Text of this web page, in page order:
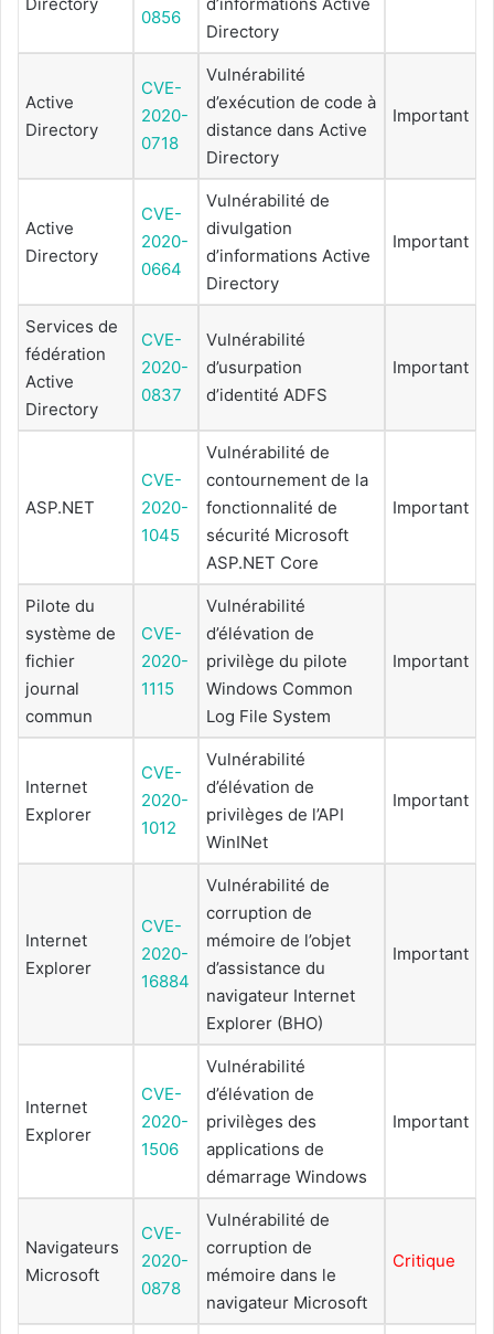
0856
Directory
Active
Directory
CVE-
2020-
0718
Vulnérabilité
d’exécution de code à
distance dans Active
Directory
Important
Active
Directory
CVE-
2020-
0664
Vulnérabilité de
divulgation
d’informations Active
Directory
Important
Services de
fédération
Active
Directory
CVE-
2020-
0837
Vulnérabilité
d’usurpation
d’identité ADFS
Important
ASP.NET
CVE-
2020-
1045
Vulnérabilité de
contournement de la
fonctionnalité de
sécurité Microsoft
ASP.NET Core
Important
Pilote du
système de
fichier
journal
commun
CVE-
2020-
1115
Vulnérabilité
d’élévation de
privilège du pilote
Windows Common
Log File System
Important
Internet
Explorer
CVE-
2020-
1012
Vulnérabilité
d’élévation de
privilèges de l’API
WinINet
Important
Internet
Explorer
CVE-
2020-
16884
Vulnérabilité de
corruption de
mémoire de l’objet
d’assistance du
navigateur Internet
Explorer (BHO)
Important
Internet
Explorer
CVE-
2020-
1506
Vulnérabilité
d’élévation de
privilèges des
applications de
démarrage Windows
Important
Navigateurs
Microsoft
CVE-
2020-
0878
Vulnérabilité de
corruption de
mémoire dans le
navigateur Microsoft
Critique